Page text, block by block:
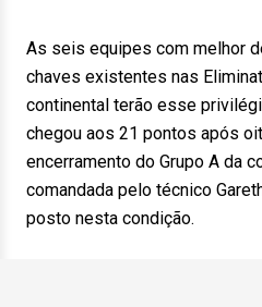
As seis equipes com melhor
chaves existentes nas
continental terão esse
chegou aos 21 pontos após
encerramento do Grupo A da
comandada pelo técnico
posto nesta condição.